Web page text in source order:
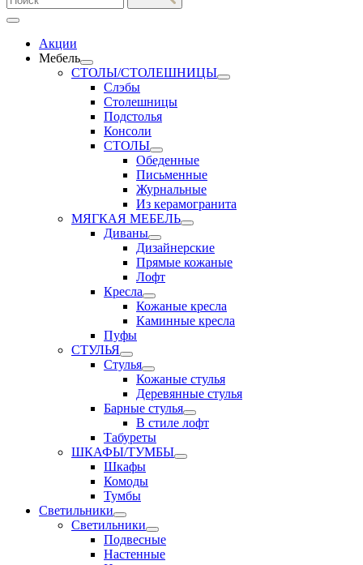
Акции
Мебель
СТОЛЫ/СТОЛЕШНИЦЫ
Слэбы
Столешницы
Подстолья
Консоли
СТОЛЫ
Обеденные
Письменные
Журнальные
Из керамогранита
МЯГКАЯ МЕБЕЛЬ
Диваны
Дизайнерские
Прямые кожаные
Лофт
Кресла
Кожаные кресла
Каминные кресла
Пуфы
СТУЛЬЯ
Стулья
Кожаные стулья
Деревянные стулья
Барные стулья
В стиле лофт
Табуреты
ШКАФЫ/ТУМБЫ
Шкафы
Комоды
Тумбы
Светильники
Светильники
Подвесные
Настенные